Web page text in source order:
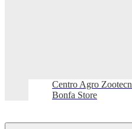
Centro Agro
Bonfa Store